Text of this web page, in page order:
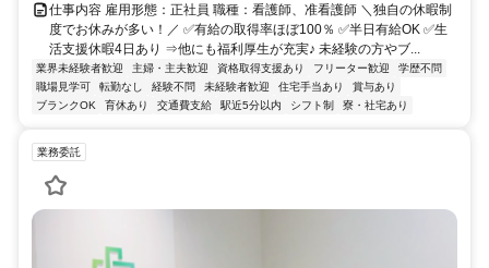
仕事内容 雇用形態：正社員 職種：看護師、准看護師 ＼独自の休暇制
度でお休みが多い！／ ✅有給の取得率ほぼ100％ ✅半日有給OK ✅生
活支援休暇4日あり ⇒他にも福利厚生が充実♪ 未経験の方やブ...
業界未経験者歓迎 主婦・主夫歓迎 資格取得支援あり フリーター歓迎
学歴不問
職場見学可
転勤なし 経験不問 未経験者歓迎 住宅手当あり
賞与あり
ブランクOK
育休あり 交通費支給 駅近5分以内 シフト制 寮・社宅あり
業務委託